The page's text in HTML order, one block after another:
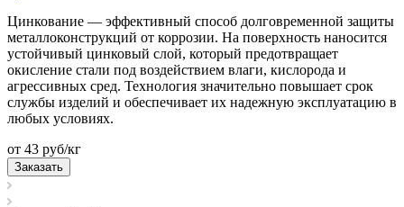
Цинкование — эффективный способ долговременной защиты
металлоконструкций от коррозии. На поверхность наносится
устойчивый цинковый слой, который предотвращает
окисление стали под воздействием влаги, кислорода и
агрессивных сред. Технология значительно повышает срок
службы изделий и обеспечивает их надежную эксплуатацию в
любых условиях.
от 43 руб/кг
Заказать